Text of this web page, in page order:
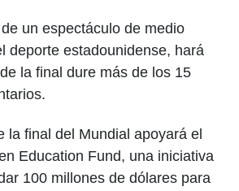
un espectáculo de medio
deporte estadounidense, hará
la final dure más de los 15
la final del Mundial apoyará el
Education Fund, una iniciativa
100 millones de dólares para